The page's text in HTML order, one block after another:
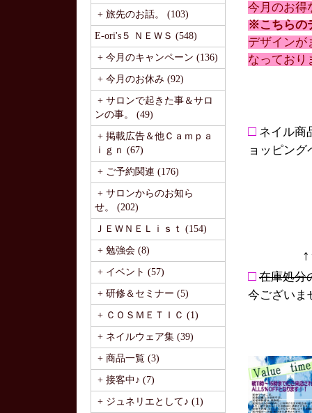
+ 旅先のお話。 (103)
E-ori's５ ＮＥＷＳ (548)
+ 今月のキャンペーン (136)
+ 今月のお休み (92)
+ サロンで起きた事＆サロ
ンの事。 (49)
+ 掲載広告＆他Ｃａｍｐａ
ｉｇｎ (67)
+ ご予約関連 (176)
+ サロンからのお知ら
せ。 (202)
ＪＥＷＮＥＬｉｓｔ (154)
+ 勉強会 (8)
+ イベント (57)
+ 研修＆セミナー (5)
+ ＣＯＳＭＥＴＩＣ (1)
+ ネイルウェア集 (39)
+ 商品一覧 (3)
+ 接客中♪ (7)
+ ジュネリエとして♪ (1)
今月のお得
※こちらの
デザインが
なっており
□ ネイル商
ョッピン
□ 在庫処分
今ございま